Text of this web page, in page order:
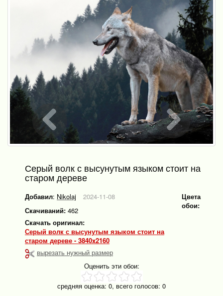
Серый волк с высунутым языком стоит на
старом дереве
Добавил: Nikolaj
2024-11-08
Скачиваний: 462
Скачать оригинал:
Серый волк с высунутым языком стоит на
старом дереве - 3840x2160
вырезать нужный размер
Цвета
обои:
Оценить эти обои:
средняя оценка: 0, всего голосов: 0